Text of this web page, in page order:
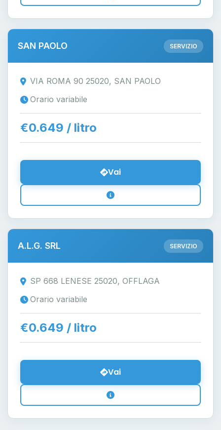
SAN PAOLO SERVIZIO
VIA ROMA 90 25020, SAN PAOLO
Orario variabile
€0.649 / litro
Vai
A.L.G. SRL SERVIZIO
SP 668 LENESE 25020, OFFLAGA
Orario variabile
€0.649 / litro
Vai